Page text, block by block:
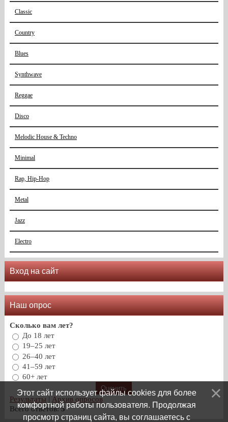
Classic
Country
Blues
Synthwave
Reggae
Disco
Melodic House & Techno
Minimal
Rap, Hip-Hop
Metal
Jazz
Electro
Вход на сайт
Наш опрос
Сколько вам лет?
До 18 лет
19–25 лет
26–40 лет
41–59 лет
60+ лет
Результаты | Архив опросов
Всего ответов:5
Этот сайт использует файлы cookies для более
комфортной работы пользователя. Продолжая
просмотр страниц сайта, вы соглашаетесь с